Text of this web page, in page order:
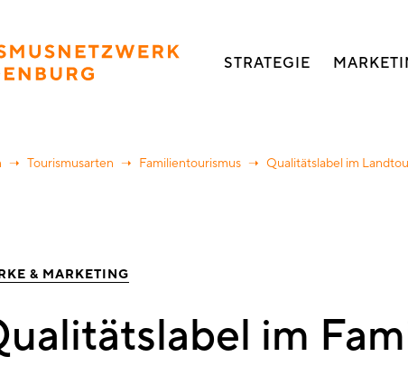
STRATEGIE
Tourismusarten Familientourismus Qualitätslabel im
& MARKETING
im